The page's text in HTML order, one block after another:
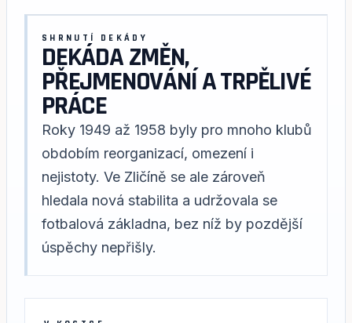
SHRNUTÍ DEKÁDY
DEKÁDA ZMĚN,
PŘEJMENOVÁNÍ A TRPĚLIVÉ
PRÁCE
Roky 1949 až 1958 byly pro mnoho klubů
obdobím reorganizací, omezení i
nejistoty. Ve Zličíně se ale zároveň
hledala nová stabilita a udržovala se
fotbalová základna, bez níž by pozdější
úspěchy nepřišly.